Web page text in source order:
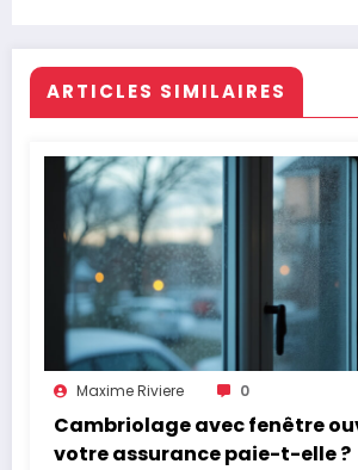
ARTICLES SIMILAIRES
Maxime Riviere 0
Cambriolage avec fenêtre
votre assurance paie-t-elle ?